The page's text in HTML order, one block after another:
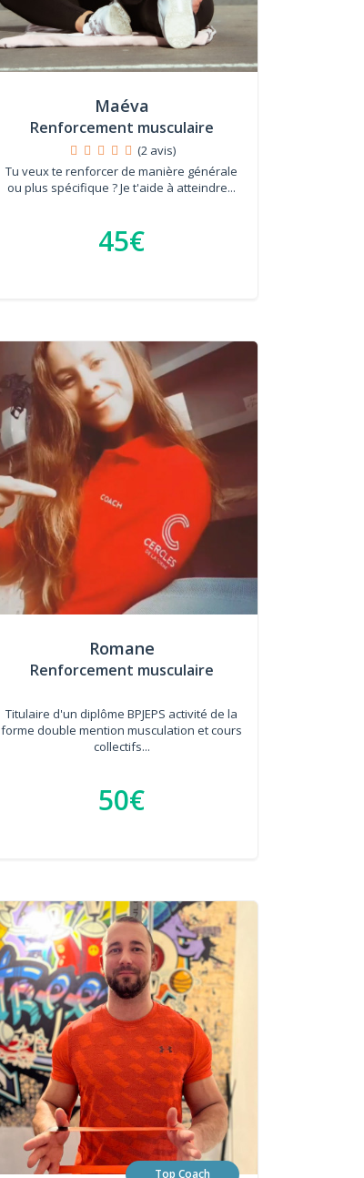
Maéva
Renforcement musculaire
(2 avis)
Tu veux te renforcer de manière générale
ou plus spécifique ? Je t'aide à atteindre...
45€
Romane
Renforcement musculaire
Titulaire d'un diplôme BPJEPS activité de la
forme double mention musculation et cours
collectifs...
50€
Top Coach